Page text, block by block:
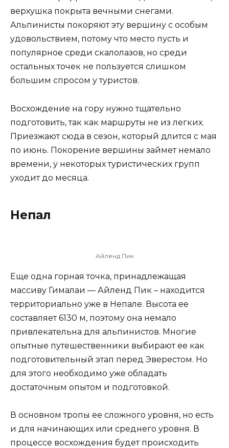
верхушка покрыта вечными снегами.
Альпинисты покоряют эту вершину с особым
удовольствием, потому что место пусть и
популярное среди скалолазов, но среди
остальных точек не пользуется слишком
большим спросом у туристов.
Восхождение на гору нужно тщательно
подготовить, так как маршруты не из легких.
Приезжают сюда в сезон, который длится с мая
по июнь. Покорение вершины займет немало
времени, у некоторых туристических групп
уходит до месяца.
Непал
Айленд Пик
Еще одна горная точка, принадлежащая
массиву Гималаи — Айленд Пик – находится
территориально уже в Непале. Высота ее
составляет 6130 м, поэтому она немало
привлекательна для альпинистов. Многие
опытные путешественники выбирают ее как
подготовительный этап перед Эверестом. Но
для этого необходимо уже обладать
достаточным опытом и подготовкой.
В основном тропы ее сложного уровня, но есть
и для начинающих или среднего уровня. В
процессе восхождения будет происходить